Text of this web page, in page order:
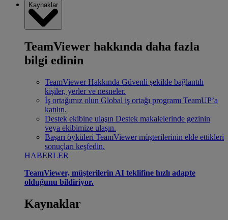
Kaynaklar
TeamViewer hakkında daha fazla
bilgi edinin
TeamViewer Hakkında Güvenli şekilde bağlantılı
kişiler, yerler ve nesneler.
İş ortağımız olun Global iş ortağı programı TeamUP’a
katılın.
Destek ekibine ulaşın Destek makalelerinde gezinin
veya ekibimize ulaşın.
Başarı öyküleri TeamViewer müşterilerinin elde ettikleri
sonuçları keşfedin.
HABERLER
TeamViewer, müşterilerin AI teklifine hızlı adapte
olduğunu bildiriyor.
Kaynaklar